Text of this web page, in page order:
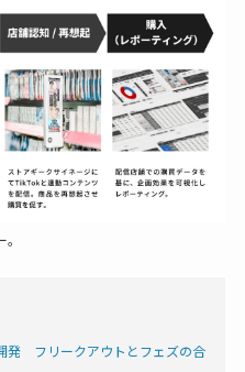
発 フリークアウトとフェズの合